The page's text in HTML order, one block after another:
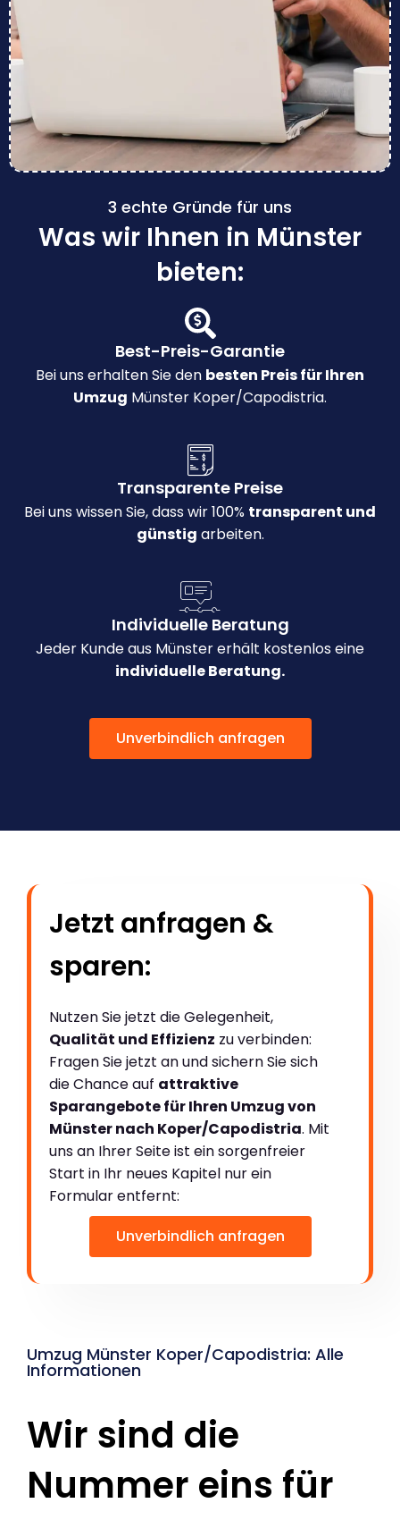
3 echte Gründe für uns
Was wir Ihnen in Münster
bieten:
Best-Preis-Garantie
Bei uns erhalten Sie den besten Preis für Ihren
Umzug Münster Koper/Capodistria.
Transparente Preise
Bei uns wissen Sie, dass wir 100% transparent und
günstig arbeiten.
Individuelle Beratung
Jeder Kunde aus Münster erhält kostenlos eine
individuelle Beratung.
Unverbindlich anfragen
Jetzt anfragen &
sparen:
Nutzen Sie jetzt die Gelegenheit,
Qualität und Effizienz zu verbinden:
Fragen Sie jetzt an und sichern Sie sich
die Chance auf attraktive
Sparangebote für Ihren Umzug von
Münster nach Koper/Capodistria. Mit
uns an Ihrer Seite ist ein sorgenfreier
Start in Ihr neues Kapitel nur ein
Formular entfernt:
Unverbindlich anfragen
Umzug Münster Koper/Capodistria: Alle
Informationen
Wir sind die
Nummer eins für